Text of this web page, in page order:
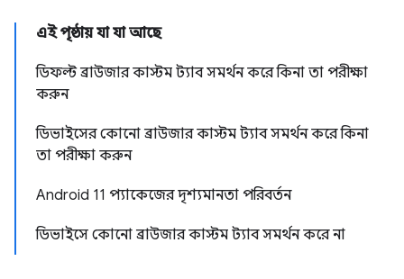
এই পৃষ্ঠায় যা যা আছে
ডিফল্ট ব্রাউজার কাস্টম ট্যাব সমর্থন করে কিনা তা পরীক্ষা
করুন
ডিভাইসের কোনো ব্রাউজার কাস্টম ট্যাব সমর্থন করে কিনা
তা পরীক্ষা করুন
Android 11 প্যাকেজের দৃশ্যমানতা পরিবর্তন
ডিভাইসে কোনো ব্রাউজার কাস্টম ট্যাব সমর্থন করে না